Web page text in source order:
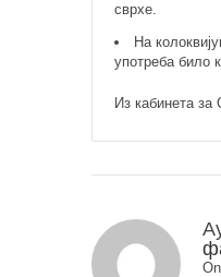
сврхе.
На
употреба било
Из кабинета за